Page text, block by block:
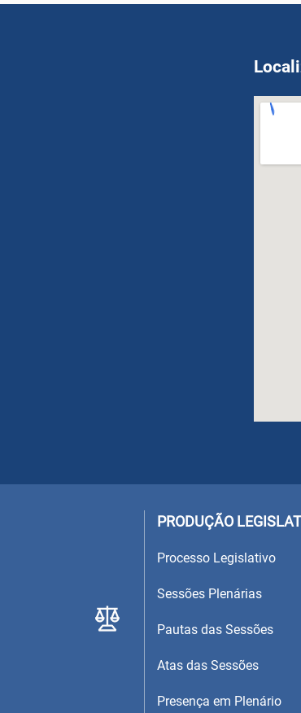
OPM
PRODUÇÃO
Processo Legislativo
Sessões Plenárias
Pautas das Sessões
Atas das Sessões
Presença em Plenário